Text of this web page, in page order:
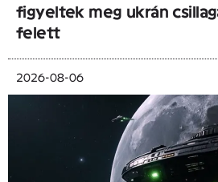
figyeltek meg ukrán
felett
2026-08-06